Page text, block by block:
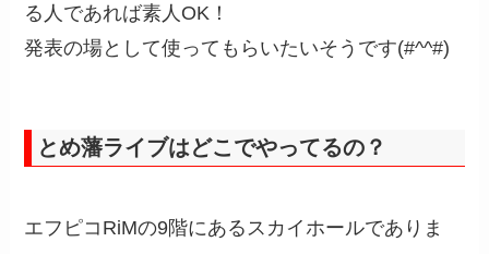
る人であれば素人OK！
発表の場として使ってもらいたいそうです(#^^#)
とめ藩ライブはどこでやってるの？
エフピコRiMの9階にあるスカイホールでありま